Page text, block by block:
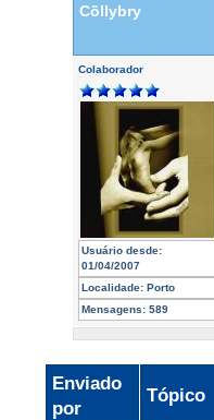
Cõllybry
Colaborador
Usuário desde:
01/04/2007
Localidade: Porto
Mensagens: 589
Enviado
por
Tópico